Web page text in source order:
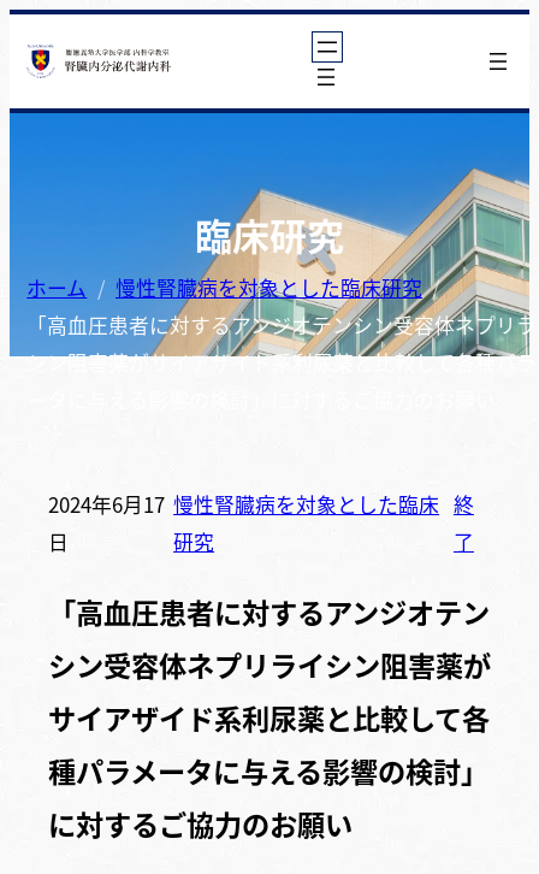
臨床研究
ホーム
慢性腎臓病を対象とした臨床研究
「高血圧患者に対するアンジオテンシン受容体ネプリ
シン阻害薬がサイアザイド系利尿薬と比較して各種パ
2024年6月17
日
慢性腎臓病を対象とした臨床
研究
終
了
「高血圧患者に対するアンジオテン
シン受容体ネプリライシン阻害薬が
サイアザイド系利尿薬と比較して各
種パラメータに与える影響の検討」
に対するご協力のお願い